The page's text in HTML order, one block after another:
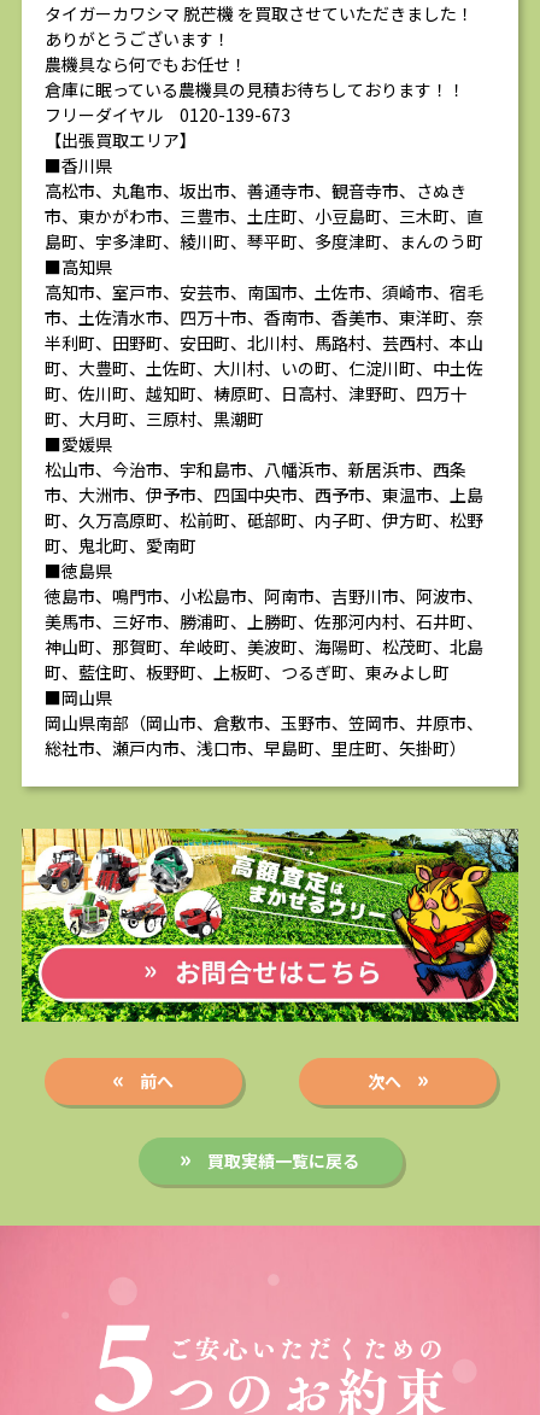
タイガーカワシマ 脱芒機 を買取させていただきました！
ありがとうございます！
農機具なら何でもお任せ！
倉庫に眠っている農機具の見積お待ちしております！！
フリーダイヤル 0120-139-673
【出張買取エリア】
■香川県
高松市、丸亀市、坂出市、善通寺市、観音寺市、さぬき
市、東かがわ市、三豊市、土庄町、小豆島町、三木町、直
島町、宇多津町、綾川町、琴平町、多度津町、まんのう町
■高知県
高知市、室戸市、安芸市、南国市、土佐市、須崎市、宿毛
市、土佐清水市、四万十市、香南市、香美市、東洋町、奈
半利町、田野町、安田町、北川村、馬路村、芸西村、本山
町、大豊町、土佐町、大川村、いの町、仁淀川町、中土佐
町、佐川町、越知町、梼原町、日高村、津野町、四万十
町、大月町、三原村、黒潮町
■愛媛県
松山市、今治市、宇和島市、八幡浜市、新居浜市、西条
市、大洲市、伊予市、四国中央市、西予市、東温市、上島
町、久万高原町、松前町、砥部町、内子町、伊方町、松野
町、鬼北町、愛南町
■徳島県
徳島市、鳴門市、小松島市、阿南市、吉野川市、阿波市、
美馬市、三好市、勝浦町、上勝町、佐那河内村、石井町、
神山町、那賀町、牟岐町、美波町、海陽町、松茂町、北島
町、藍住町、板野町、上板町、つるぎ町、東みよし町
■岡山県
岡山県南部（岡山市、倉敷市、玉野市、笠岡市、井原市、
総社市、瀬戸内市、浅口市、早島町、里庄町、矢掛町）
前へ 次へ
買取実績一覧に戻る